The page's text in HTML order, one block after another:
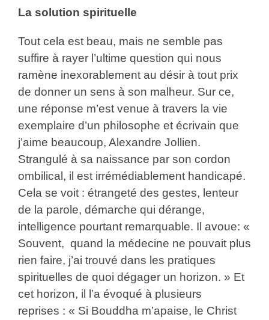
La solution spirituelle
Tout cela est beau, mais ne semble pas
suffire à rayer l’ultime question qui nous
ramène inexorablement au désir à tout prix
de donner un sens à son malheur. Sur ce,
une réponse m’est venue à travers la vie
exemplaire d’un philosophe et écrivain que
j’aime beaucoup, Alexandre Jollien.
Strangulé à sa naissance par son cordon
ombilical, il est irrémédiablement handicapé.
Cela se voit : étrangeté des gestes, lenteur
de la parole, démarche qui dérange,
intelligence pourtant remarquable. Il avoue: «
Souvent, quand la médecine ne pouvait plus
rien faire, j’ai trouvé dans les pratiques
spirituelles de quoi dégager un horizon. » Et
cet horizon, il l’a évoqué à plusieurs
reprises : « Si Bouddha m’apaise, le Christ